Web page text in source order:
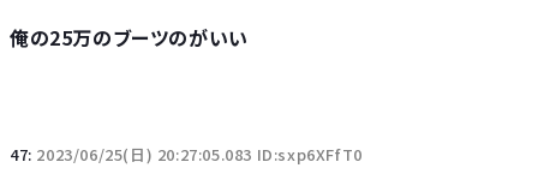
俺の25万のブーツのがいい
47: 2023/06/25(日) 20:27:05.083 ID:sxp6XFfT0